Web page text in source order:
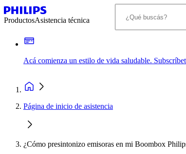
ProductosAsistencia técnica
Acá comienza un estilo de vida saludable.
Página de inicio de asistencia
¿Cómo presintonizo emisoras en mi Boombox